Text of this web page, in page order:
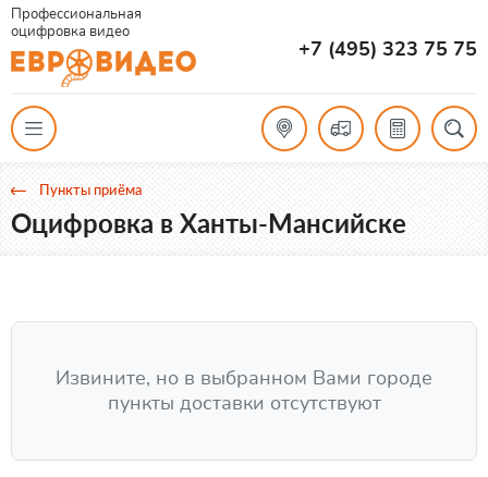
Профессиональная
оцифровка видео
+7 (495) 323 75 75
Пункты приёма
Оцифровка в Ханты-Мансийске
Извините, но в выбранном Вами городе
пункты доставки отсутствуют